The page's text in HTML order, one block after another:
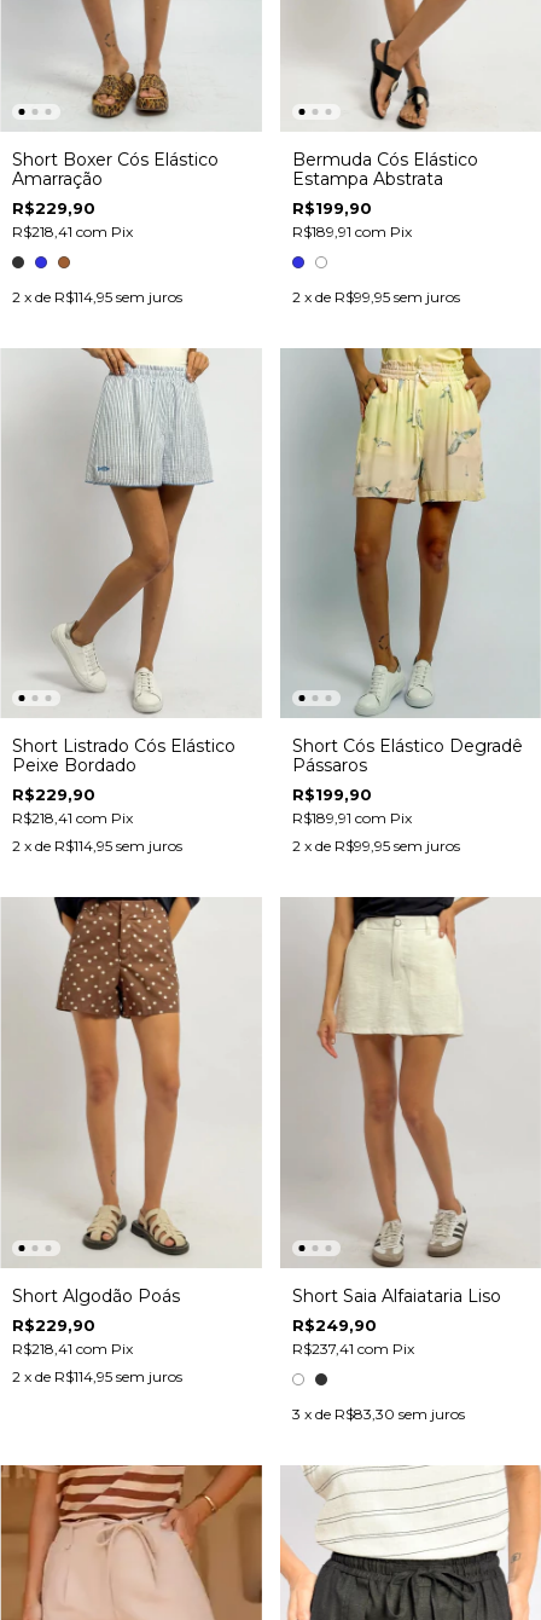
Short Boxer Cós Elástico
Amarração
R$229,90
R$218,41 com Pix
2 x de R$114,95 sem juros
Bermuda Cós Elástico
Estampa Abstrata
R$199,90
R$189,91 com Pix
2 x de R$99,95 sem juros
Short Listrado Cós Elástico
Peixe Bordado
R$229,90
R$218,41 com Pix
2 x de R$114,95 sem juros
Short Cós Elástico Degradê
Pássaros
R$199,90
R$189,91 com Pix
2 x de R$99,95 sem juros
Short Algodão Poás
R$229,90
R$218,41 com Pix
2 x de R$114,95 sem juros
Short Saia Alfaiataria Liso
R$249,90
R$237,41 com Pix
3 x de R$83,30 sem juros